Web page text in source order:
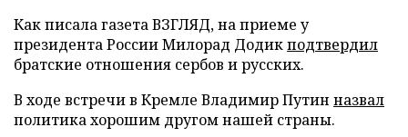
Как писала газета ВЗГЛЯД, на приеме у
президента России Милорад Додикподтвердил
братские отношения сербов и русских.
В ходе встречи в Кремле Владимир Путин назвал
политика хорошим другом нашей страны.